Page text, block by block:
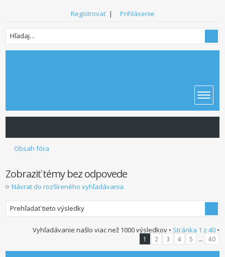
Registrovať| Prihlásenie
Obsah fóra
Zobraziť témy bez odpovede
Návrat do rozšíreného vyhľadávania
Vyhľadávanie našlo viac než 1000 výsledkov • Stránka 1 z 40•
1 2 3 4 5 ... 40